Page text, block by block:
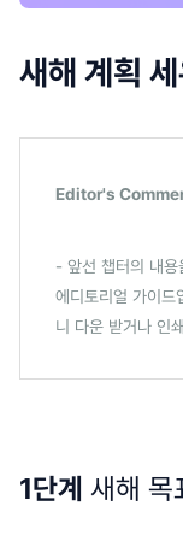
새해 계획
Editor's
- 앞선 챕터의 내용
에디토리얼 가이드
니 다운 받거나 인
1단계 새해 목